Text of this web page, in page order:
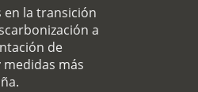
en la transición
a
de
más